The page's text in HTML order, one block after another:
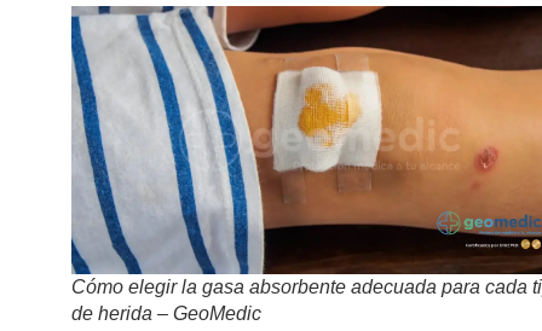
Cómo elegir la gasa absorbente adecuada para cada
de herida – GeoMedic